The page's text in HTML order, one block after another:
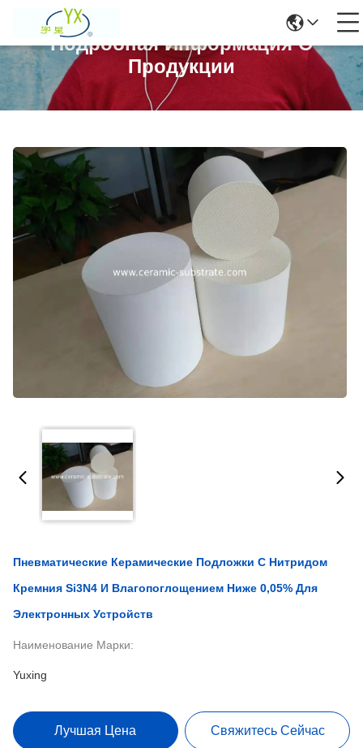
Подробная Информация О
Продукции
Пневматические Керамические Подложки С Нитридом
Кремния Si3N4 И Влагопоглощением Ниже 0,05% Для
Электронных Устройств
Наименование Марки:
Yuxing
Лучшая Цена Свяжитесь Сейчас